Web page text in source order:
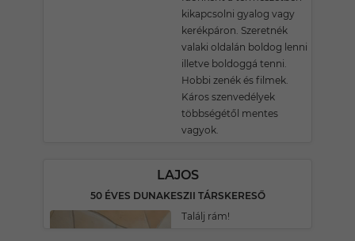
kikapcsolni gyalog vagy
kerékpáron. Szeretnék
valaki oldalán boldog lenni
illetve boldoggá tenni.
Hobbi zenék és filmek.
Káros szenvedélyek
többségétől mentes
vagyok.
LAJOS
50 ÉVES DUNAKESZII TÁRSKERESŐ
Találj rám!